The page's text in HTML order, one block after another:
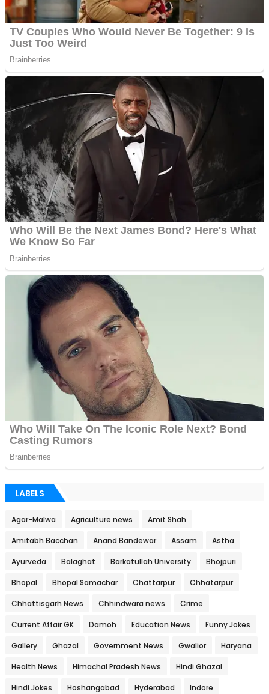
LABELS
Agar-Malwa Agriculture news Amit Shah
Amitabh Bacchan Anand Bandewar Assam Astha
Ayurveda Balaghat Barkatullah University Bhojpuri
Bhopal Bhopal Samachar Chattarpur Chhatarpur
Chhattisgarh News Chhindwara news Crime
Current Affair GK Damoh Education News Funny Jokes
Gallery Ghazal Government News Gwalior Haryana
Health News Himachal Pradesh News Hindi Ghazal
Hindi Jokes Hoshangabad Hyderabad Indore